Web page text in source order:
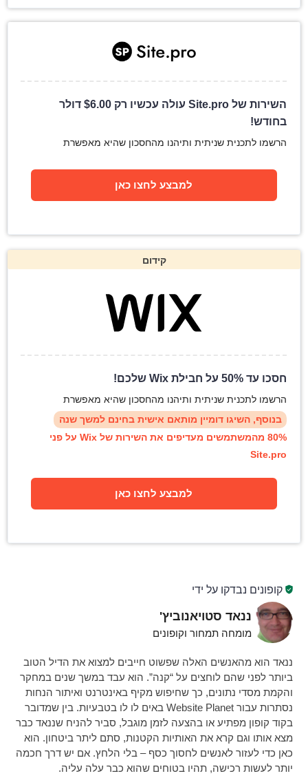
קופונים נבדקו על ידי
ננאד סטויאנוביץ'
מומחה תמחור וקופונים
ננאד הוא מהאנשים האלה שפשוט חייבים למצוא את הדיל הטוב
ביותר לפני שהם לוחצים על “קנה”. הוא עבד במשך שנים במחקר
והקמת מסדי נתונים, כך שחיפוש מקיף באינטרנט ואיתור הנחות
נסתרות עבור Website Planet באים לו לו בטבעיות. בין שמדובר
בקוד קופון מפתיע או בהצעה לזמן מוגבל, סביר להניח שננאד כבר
מצא אותו וגם קרא את האותיות הקטנות, סתם ליתר ביטחון. הוא
כאן כדי לעזור לאנשים לחסוך כסף – בלי הלחץ. אם יש דרך חכמה
יותר לעשות רכישה, תהיו בטוחים שהוא כבר עלה עליה.
השירות של Site.pro עולה עכשיו רק $6.00 דולר
בחודש!
הרשמו לתכנית שניתית ותיהנו מהחסכון שהיא מאפשרת
למבצע לחצו כאן
קידום
חסכו עד 50% על חבילת Wix שלכם!
הרשמו לתכנית שניתית ותיהנו מהחסכון שהיא מאפשרת
בנוסף, השיגו דומיין מותאם אישית בחינם למשך שנה
80% מהמשתמשים מעדיפים את השירות של Wix על פני
Site.pro
למבצע לחצו כאן